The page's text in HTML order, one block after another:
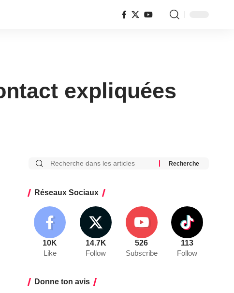
expliquées
Réseaux Sociaux
10K
Like
14.7K
Follow
526
Subscribe
113
Follow
Donne ton avis